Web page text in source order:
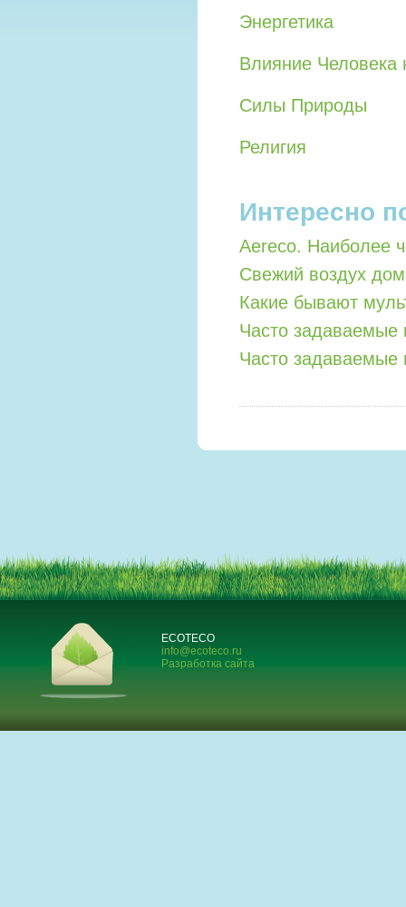
Энергетика
Влияние
Силы Природы
Религия
Интересно
Aereco. Наиболее
Свежий воздух
Какие бывают
Часто задаваемые
Часто задаваемые
ECOTECO
info@ecoteco.ru
Разработка сайта